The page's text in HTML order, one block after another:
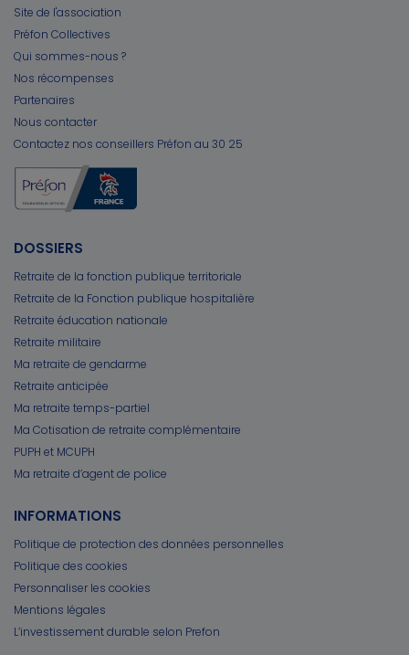
Site de l'association
Préfon Collectives
Qui sommes-nous ?
Nos récompenses
Partenaires
Nous contacter
Contactez nos conseillers Préfon au 30 25
DOSSIERS
Retraite de la fonction publique territoriale
Retraite de la Fonction publique hospitalière
Retraite éducation nationale
Retraite militaire
Ma retraite de gendarme
Retraite anticipée
Ma retraite temps-partiel
Ma Cotisation de retraite complémentaire
PUPH et MCUPH
Ma retraite d’agent de police
INFORMATIONS
Politique de protection des données personnelles
Politique des cookies
Personnaliser les cookies
Mentions légales
L’investissement durable selon Prefon